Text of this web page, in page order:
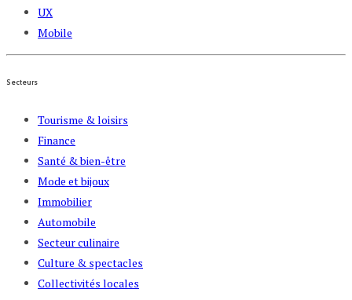
UX
Mobile
Secteurs
Tourisme & loisirs
Finance
Santé & bien-être
Mode et bijoux
Immobilier
Automobile
Secteur culinaire
Culture & spectacles
Collectivités locales